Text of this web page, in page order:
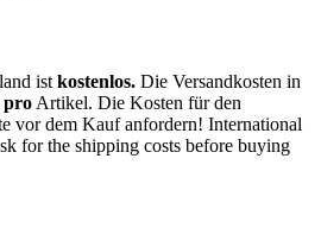
ist kostenlos. Die Versandkosten in
pro Artikel. Die Kosten für den
vor dem Kauf anfordern! International
for the shipping costs before buying